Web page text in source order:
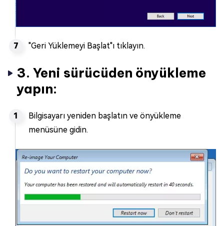
"Geri Yüklemeyi Başlat"ı tıklayın.
3. Yeni sürücüden önyükleme
yapın:
Bilgisayarı yeniden başlatın ve önyükleme
menüsüne gidin.